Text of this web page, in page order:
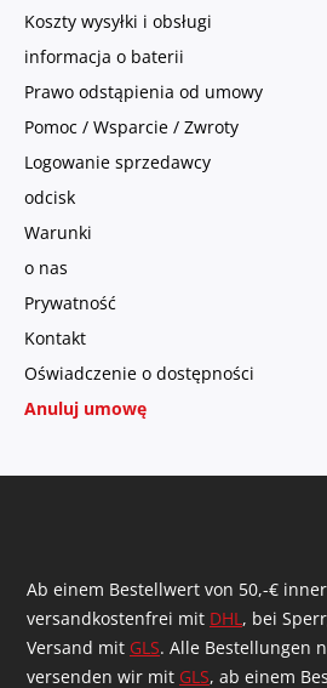
Koszty wysyłki i obsługi
informacja o baterii
Prawo odstąpienia od umowy
Pomoc / Wsparcie / Zwroty
Logowanie sprzedawcy
odcisk
Warunki
o nas
Prywatność
Kontakt
Oświadczenie o dostępności
Anuluj umowę
Ab einem Bestellwert von 50,-€
versandkostenfrei mit DHL, bei
Versand mit GLS. Alle Bestellungen
versenden wir mit GLS, ab einem